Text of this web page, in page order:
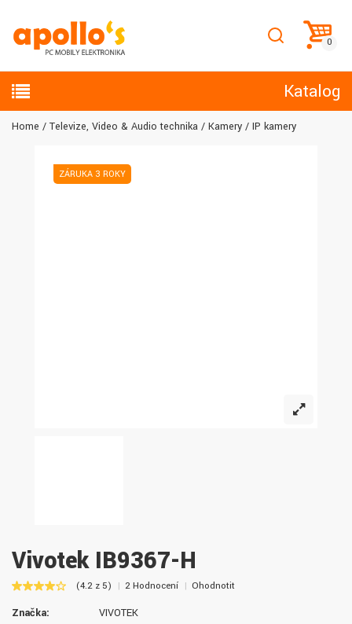
Katalog
Home Televize, Video & Audio technika Kamery IP kamery
ZÁRUKA 3 ROKY
Vivotek IB9367-H
(4.2 z 5) 2 Hodnocení Ohodnotit
Značka:
VIVOTEK